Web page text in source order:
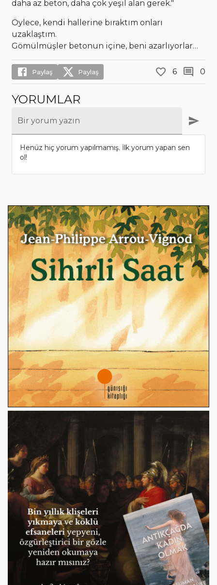
daha az beton, daha çok yeşil alan gerek."
Öylece, kendi hallerine bıraktım onları
uzaklaştım.
Gömülmüşler betonun içine, beni azarlıyorlar…
Paylaş Paylaş 6 0
YORUMLAR
Bir yorum yazın
Henüz hiç yorum yapılmamış. İlk yorum yapan sen
ol!